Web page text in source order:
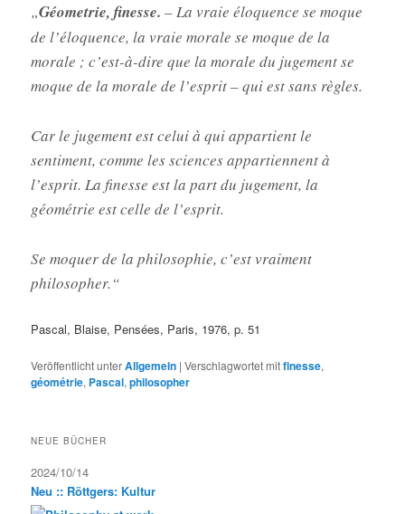
„Géometrie, finesse. – La vraie éloquence se moque
de l’éloquence, la vraie morale se moque de la
morale ; c’est-à-dire que la morale du jugement se
moque de la morale de l’esprit – qui est sans règles.
Car le jugement est celui à qui appartient le
sentiment, comme les sciences appartiennent à
l’esprit. La finesse est la part du jugement, la
géométrie est celle de l’esprit.
Se moquer de la philosophie, c’est vraiment
philosopher.“
Pascal, Blaise, Pensées, Paris, 1976, p. 51
Veröffentlicht unterAllgemein |Verschlagwortet mitfinesse,
géométrie, Pascal,philosopher
NEUE BÜCHER
2024/10/14
Neu :: Röttgers: Kultur